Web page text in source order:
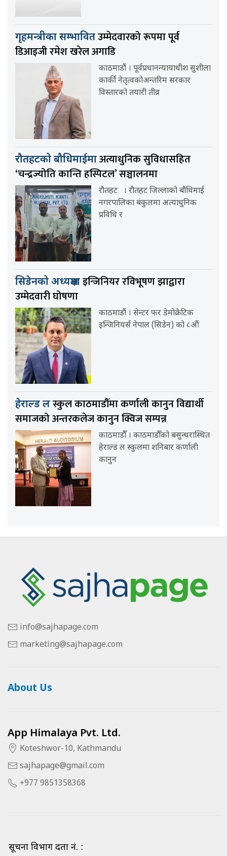
गृहमन्त्रीका सम्भावितउम्मेदवारको रूपमा पूर्व
डिआइजी रमेश खरेल अगाडि
काठमाडौं । पूर्वप्रधानन्यायाधीश सुशीला
कार्की नेतृत्वकोअन्तरिम सरकार
विस्तारको तयारी तीव्र
रौतहटको बौधिमाईमाअत्याधुनिक सुविधासहित
‘चन्द्रज्योति कान्ति हस्पिटल’ सञ्चालनमा
रौतहट । रौतहट जिल्लाको बौधिमाई
नगरपालिका बंकुलमा अत्याधुनिक
प्रविधि र
सिडेनको अध्यक्षमाइन्जिनियर रविभूषण झाद्वारा
उम्मेदवारी घोषणा
काठमाडौं । सेन्टर फर डेमोक्रेटिक
इन्जिनियर्स नेपाल (सिडेन) को ८औं
हेराल्ड लस्कुल काठमाडौँमा कर्णाली कानुन विद्यार्थी
समाजको अन्तरकलेज कानुन क्विज सम्पन्न
काठमाडौँ । काठमाडौँको बसुन्धरास्थित
हेराल्ड ल स्कुलमा शनिबार कर्णाली
कानुन
info@sajhapage.com
marketing@sajhapage.com
About Us
App Himalaya Pvt. Ltd.
Koteshwor-10, Kathmandu
sajhapage@gmail.com
+977 9851358368
सूचना विभाग दर्ता नं. :